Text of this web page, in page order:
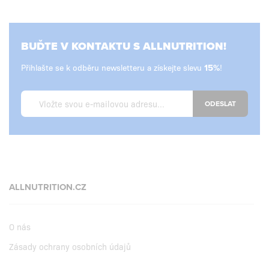
BUĎTE V KONTAKTU S ALLNUTRITION!
Přihlašte se k odběru newsletteru a získejte slevu !
ODESLAT
ALLNUTRITION.CZ
O nás
Zásady ochrany osobních údajů